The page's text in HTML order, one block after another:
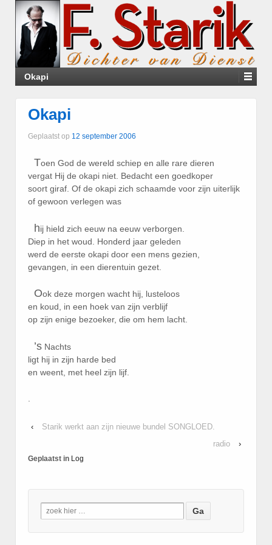
Okapi
Okapi
Geplaatst op 12 september 2006
Toen God de wereld schiep en alle rare dieren
vergat Hij de okapi niet. Bedacht een goedkoper
soort giraf. Of de okapi zich schaamde voor zijn uiterlijk
of gewoon verlegen was
hij hield zich eeuw na eeuw verborgen.
Diep in het woud. Honderd jaar geleden
werd de eerste okapi door een mens gezien,
gevangen, in een dierentuin gezet.
Ook deze morgen wacht hij, lusteloos
en koud, in een hoek van zijn verblijf
op zijn enige bezoeker, die om hem lacht.
’s Nachts
ligt hij in zijn harde bed
en weent, met heel zijn lijf.
‹
Starik werkt aan zijn nieuwe bundel SONGLOED.
radio
›
Geplaatst in Log